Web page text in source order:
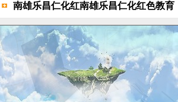
南雄乐昌仁化红南雄乐昌仁化红色教育